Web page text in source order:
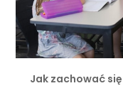
Jak zachować